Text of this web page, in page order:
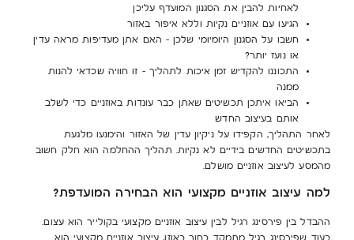
לאחיות להבין את הסגנון המועדף עליכן
הגיעו עם אוזניים נקיות וללא איפור באזור
חשבו על הסגנון היומיומי שלכן – האם אתן מעדיפות מראה עדין
או נועז יותר?
התכוננו להקדיש זמן איכות לתהליך – זו חוויה שכדאי להנות
ממנה
הביאו איתכן תכשיטים שאתן כבר עונדות באוזניים כדי לשלב
אותם בעיצוב החדש
לאחר התהליך, הקפידו על ניקיון עדין של האזור והימנעו מלגעת
בתכשיטים החדשים בידיים לא נקיות. תהליך ההחלמה הוא חלק חשוב
מהמסע לעיצוב אוזניים מושלם.
למה עיצוב אוזניים מקצועי הוא הבחירה המועדפת?
ההבדל בין פירסינג רגיל לבין עיצוב אוזניים מקצועי בקולייר הוא עצום.